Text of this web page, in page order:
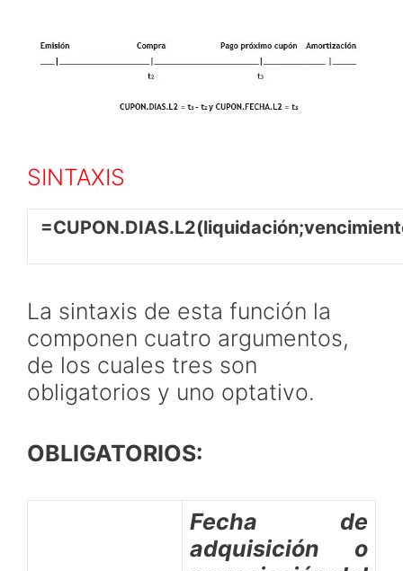
SINTAXIS
La sintaxis de esta función la
componen cuatro argumentos,
de los cuales tres son
obligatorios y uno optativo.
OBLIGATORIOS:
Fecha de
adquisición o